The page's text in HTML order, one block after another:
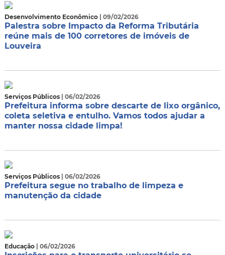
Desenvolvimento Econômico | 09/02/2026
Palestra sobre Impacto da Reforma Tributária
reúne mais de 100 corretores de imóveis de
Louveira
Serviços Públicos | 06/02/2026
Prefeitura informa sobre descarte de lixo orgânico,
coleta seletiva e entulho. Vamos todos ajudar a
manter nossa cidade limpa!
Serviços Públicos | 06/02/2026
Prefeitura segue no trabalho de limpeza e
manutenção da cidade
Educação | 06/02/2026